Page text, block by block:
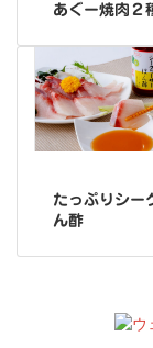
あぐー焼肉２
たっぷりシー
ん酢